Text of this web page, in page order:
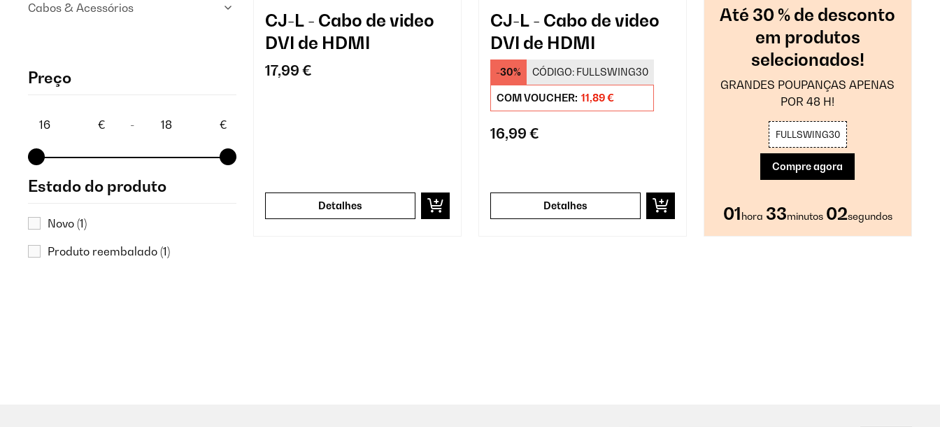
Cabos & Acessórios
Preço
€ - €
Estado do produto
Novo (1)
Produto reembalado (1)
CJ-L - Cabo de video
DVI de HDMI
17,99 €
Detalhes
CJ-L - Cabo de video
DVI de HDMI
-30% CÓDIGO: FULLSWING30
COM VOUCHER: 11,89 €
16,99 €
Detalhes
Até 30 % de desconto
em produtos
selecionados!
GRANDES POUPANÇAS APENAS
POR 48 H!
FULLSWING30
Compre agora
01hora 33minutos 01segundo